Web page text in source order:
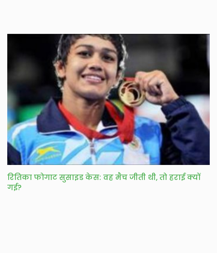
रितिका फोगाट सुसाइड केस: वह मैच जीती थी, तो हराई क्यों
गई?